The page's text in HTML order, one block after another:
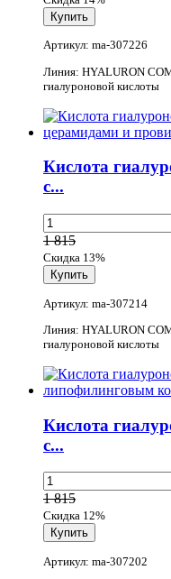
Артикул: ma-307226
Линия: HYALURON
гиалуроновой кислоты
Кислота
с...
1 815
Скидка 13%
Артикул: ma-307214
Линия: HYALURON
гиалуроновой кислоты
Кислота
с...
1 815
Скидка 12%
Артикул: ma-307202